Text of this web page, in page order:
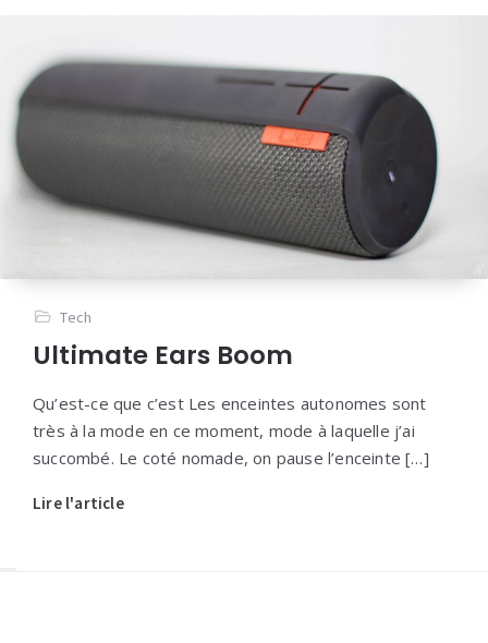
Tech
Ultimate Ears Boom
Qu’est-ce que c’est Les enceintes autonomes sont
très à la mode en ce moment, mode à laquelle j’ai
succombé. Le coté nomade, on pause l’enceinte […]
Lire l'article